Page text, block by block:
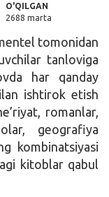
O'QILGAN
2688 marta
tomonidan
tanloviga
har qanday
ishtirok etish
romanlar,
geografiya
kombinatsiyasi
kitoblar qabul